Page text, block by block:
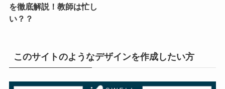
を徹底解説！教師は忙し
い？？
このサイトのようなデザインを作成したい方